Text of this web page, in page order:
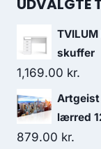
UDVALGTE
skuffer
1,169.00 kr.
Artgeist
lærred
879.00 kr.